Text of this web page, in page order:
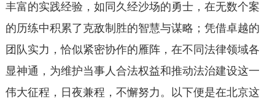
丰富的实践经验，如同久经沙场的勇士，在无数个案
的历练中积累了克敌制胜的智慧与谋略；凭借卓越的
团队实力，恰似紧密协作的雁阵，在不同法律领域各
显神通，为维护当事人合法权益和推动法治建设这一
伟大征程，日夜兼程，不懈努力。以下便是在北京这